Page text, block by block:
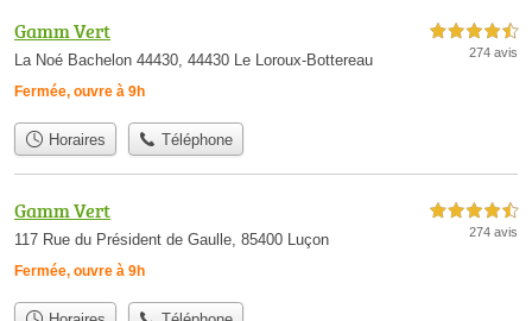
Gamm Vert
La Noé Bachelon 44430, 44430 Le Loroux-Bottereau
Fermée, ouvre à 9h
4,5 étoiles sur 5
274 avis
Horaires Téléphone
Gamm Vert
117 Rue du Président de Gaulle, 85400 Luçon
Fermée, ouvre à 9h
4,5 étoiles sur 5
274 avis